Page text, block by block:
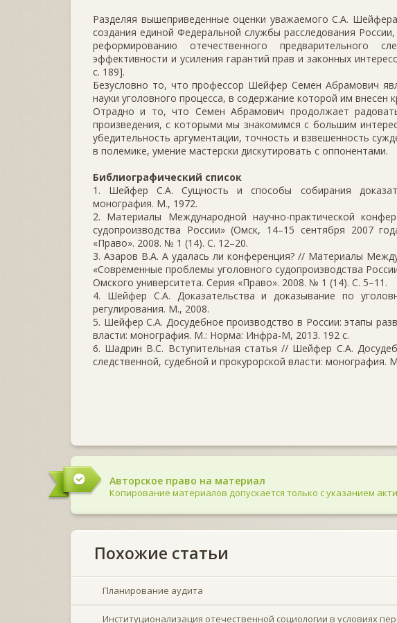
Разделяя вышеприведенные оценки уважаемого С.А.
создания единой Федеральной службы расследования
реформированию отечественного предварительного
эффективности и усиления гарантий прав и законных
с. 189].
Безусловно то, что профессор Шейфер Семен Абрамович
науки уголовного процесса, в содержание которой им внесен
Отрадно и то, что Семен Абрамович продолжает
произведения, с которыми мы знакомимся с большим
убедительность аргументации, точность и взвешенность
в полемике, умение мастерски дискутировать с оппонентами.
Библиографический список
1. Шейфер С.А. Сущность и способы собирания
монография. М., 1972.
2. Материалы Международной научно-практической
судопроизводства России» (Омск, 14–15 сентября 2007
«Право». 2008. № 1 (14). С. 12–20.
3. Азаров В.А. А удалась ли конференция? // Материалы
«Современные проблемы уголовного судопроизводства
Омского университета. Серия «Право». 2008. № 1 (14). С. 5–11.
4. Шейфер С.А. Доказательства и доказывание по
регулирования. М., 2008.
5. Шейфер С.А. Досудебное производство в России: этапы
власти: монография. М.: Норма: Инфра-М, 2013. 192 с.
6. Шадрин В.С. Вступительная статья // Шейфер С.А.
следственной, судебной и прокурорской власти:
Авторское право на материал
Копирование материалов допускается только с указанием
Похожие статьи
Планирование аудита
Институционализация отечественной социологии в условиях